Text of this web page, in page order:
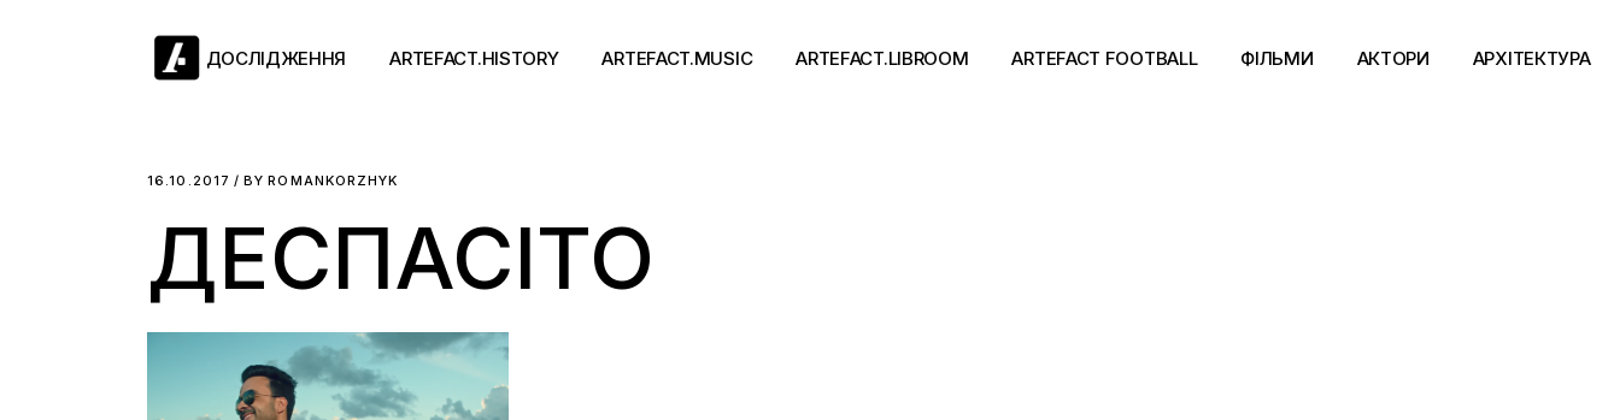
ДОСЛІДЖЕННЯ ARTEFACT.HISTORY
Античний двіж
Такі середні віки
Ранній модерн
Новітні історії
ARTEFACT.MUSIC
Альбоми
Концерти
ARTEFACT.LIBROOM ARTEFACT FOOTBALL ФІЛЬМИ АКТОРИ АРХІТЕКТУРА
16.10.2017 BY ROMANKORZHYK
ДЕСПАСІТО